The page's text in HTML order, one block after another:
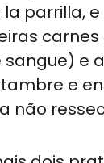
parrilla,
e
e
não